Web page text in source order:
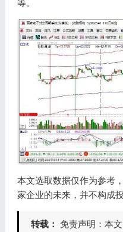
等。
本文选取数据仅作为参考
家企业的未来，并不构成
转载： 免责声明：本